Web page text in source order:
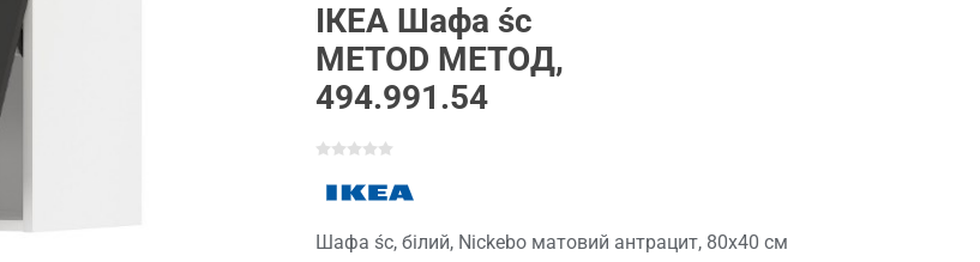
ІКЕА Шафа śc
METOD МЕТОД,
494.991.54
Шафа śc, білий, Nickebo матовий антрацит, 80x40 см